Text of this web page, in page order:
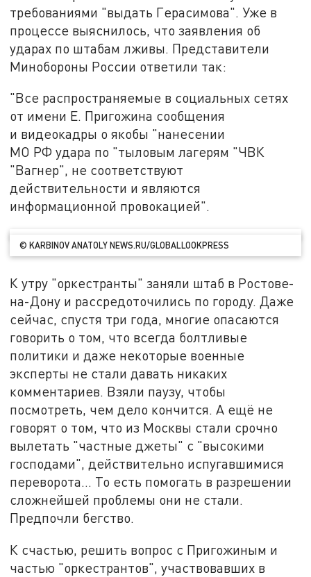
требованиями "выдать Герасимова". Уже в
процессе выяснилось, что заявления об
ударах по штабам лживы. Представители
Минобороны России ответили так:
"Все распространяемые в социальных сетях
от имени Е. Пригожина сообщения
и видеокадры о якобы "нанесении
МО РФ удара по "тыловым лагерям "ЧВК
"Вагнер", не соответствуют
действительности и являются
информационной провокацией".
© KARBINOV ANATOLY NEWS.RU/GLOBALLOOKPRESS
К утру "оркестранты" заняли штаб в Ростове-
на-Дону и рассредоточились по городу. Даже
сейчас, спустя три года, многие опасаются
говорить о том, что всегда болтливые
политики и даже некоторые военные
эксперты не стали давать никаких
комментариев. Взяли паузу, чтобы
посмотреть, чем дело кончится. А ещё не
говорят о том, что из Москвы стали срочно
вылетать "частные джеты" с "высокими
господами", действительно испугавшимися
переворота… То есть помогать в разрешении
сложнейшей проблемы они не стали.
Предпочли бегство.
К счастью, решить вопрос с Пригожиным и
частью "оркестрантов", участвовавших в